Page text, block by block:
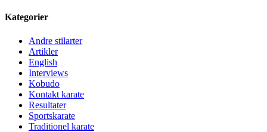
Kategorier
Andre stilarter
Artikler
English
Interviews
Kobudo
Kontakt karate
Resultater
Sportskarate
Traditionel karate